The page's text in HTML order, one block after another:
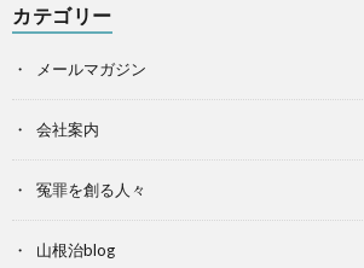
カテゴリー
メールマガジン
会社案内
冤罪を創る人々
山根治blog